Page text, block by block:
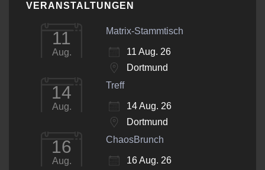
VERANSTALTUNGEN
11
Aug.
Matrix-Stammtisch
11 Aug. 26
Dortmund
14
Aug.
Treff
14 Aug. 26
Dortmund
16
Aug.
ChaosBrunch
16 Aug. 26